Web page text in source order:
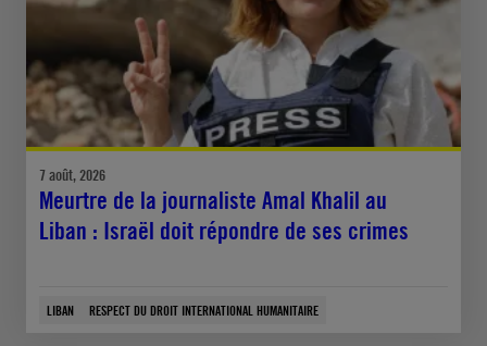
7 août, 2026
Meurtre de la journaliste Amal Khalil au
Liban : Israël doit répondre de ses crimes
LIBAN RESPECT DU DROIT INTERNATIONAL HUMANITAIRE